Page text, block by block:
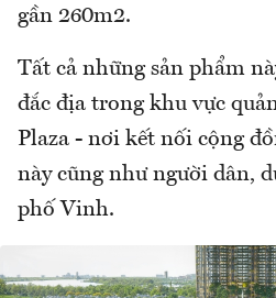
gần 260m2.
Tất cả những sản phẩm
đắc địa trong khu vực
Plaza - nơi kết nối cộng
này cũng như người dân,
phố Vinh.